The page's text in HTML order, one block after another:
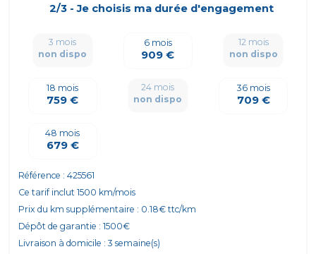
2/3 - Je choisis ma durée d'engagement
3 mois
non dispo
6 mois
909 €
12 mois
non dispo
18 mois
759 €
24 mois
non dispo
36 mois
709 €
48 mois
679 €
Référence :425561
Ce tarif inclut1500 km/mois
Prix du km supplémentaire : 0.18€ ttc/km
Dépôt de garantie :1500€
Livraison à domicile :3 semaine(s)